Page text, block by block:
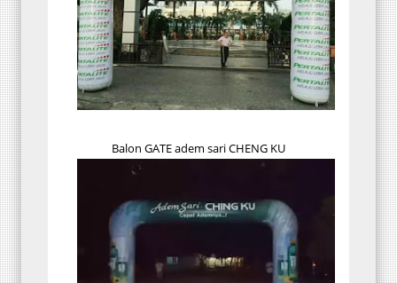
Balon GATE adem sari CHENG KU